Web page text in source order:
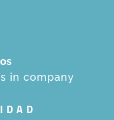
in company